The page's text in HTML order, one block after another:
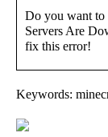
Do you want to
Servers Are
fix this error!
Keywords: